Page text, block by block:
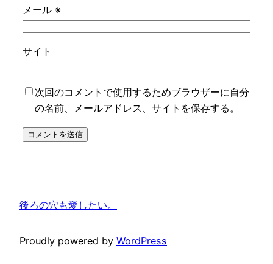
メール ※
サイト
次回のコメントで使用するためブラウザーに自分
の名前、メールアドレス、サイトを保存する。
後ろの穴も愛したい。
Proudly powered by WordPress